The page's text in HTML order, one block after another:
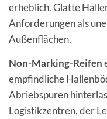
erheblich. Glatte
Anforderungen als
Außenflächen.
Non-Marking-Reifen
empfindliche
Abriebspuren
Logistikzentren, der